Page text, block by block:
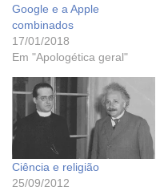
Google e a Apple
combinados
17/01/2018
Em "Apologética geral"
Ciência e religião
25/09/2012